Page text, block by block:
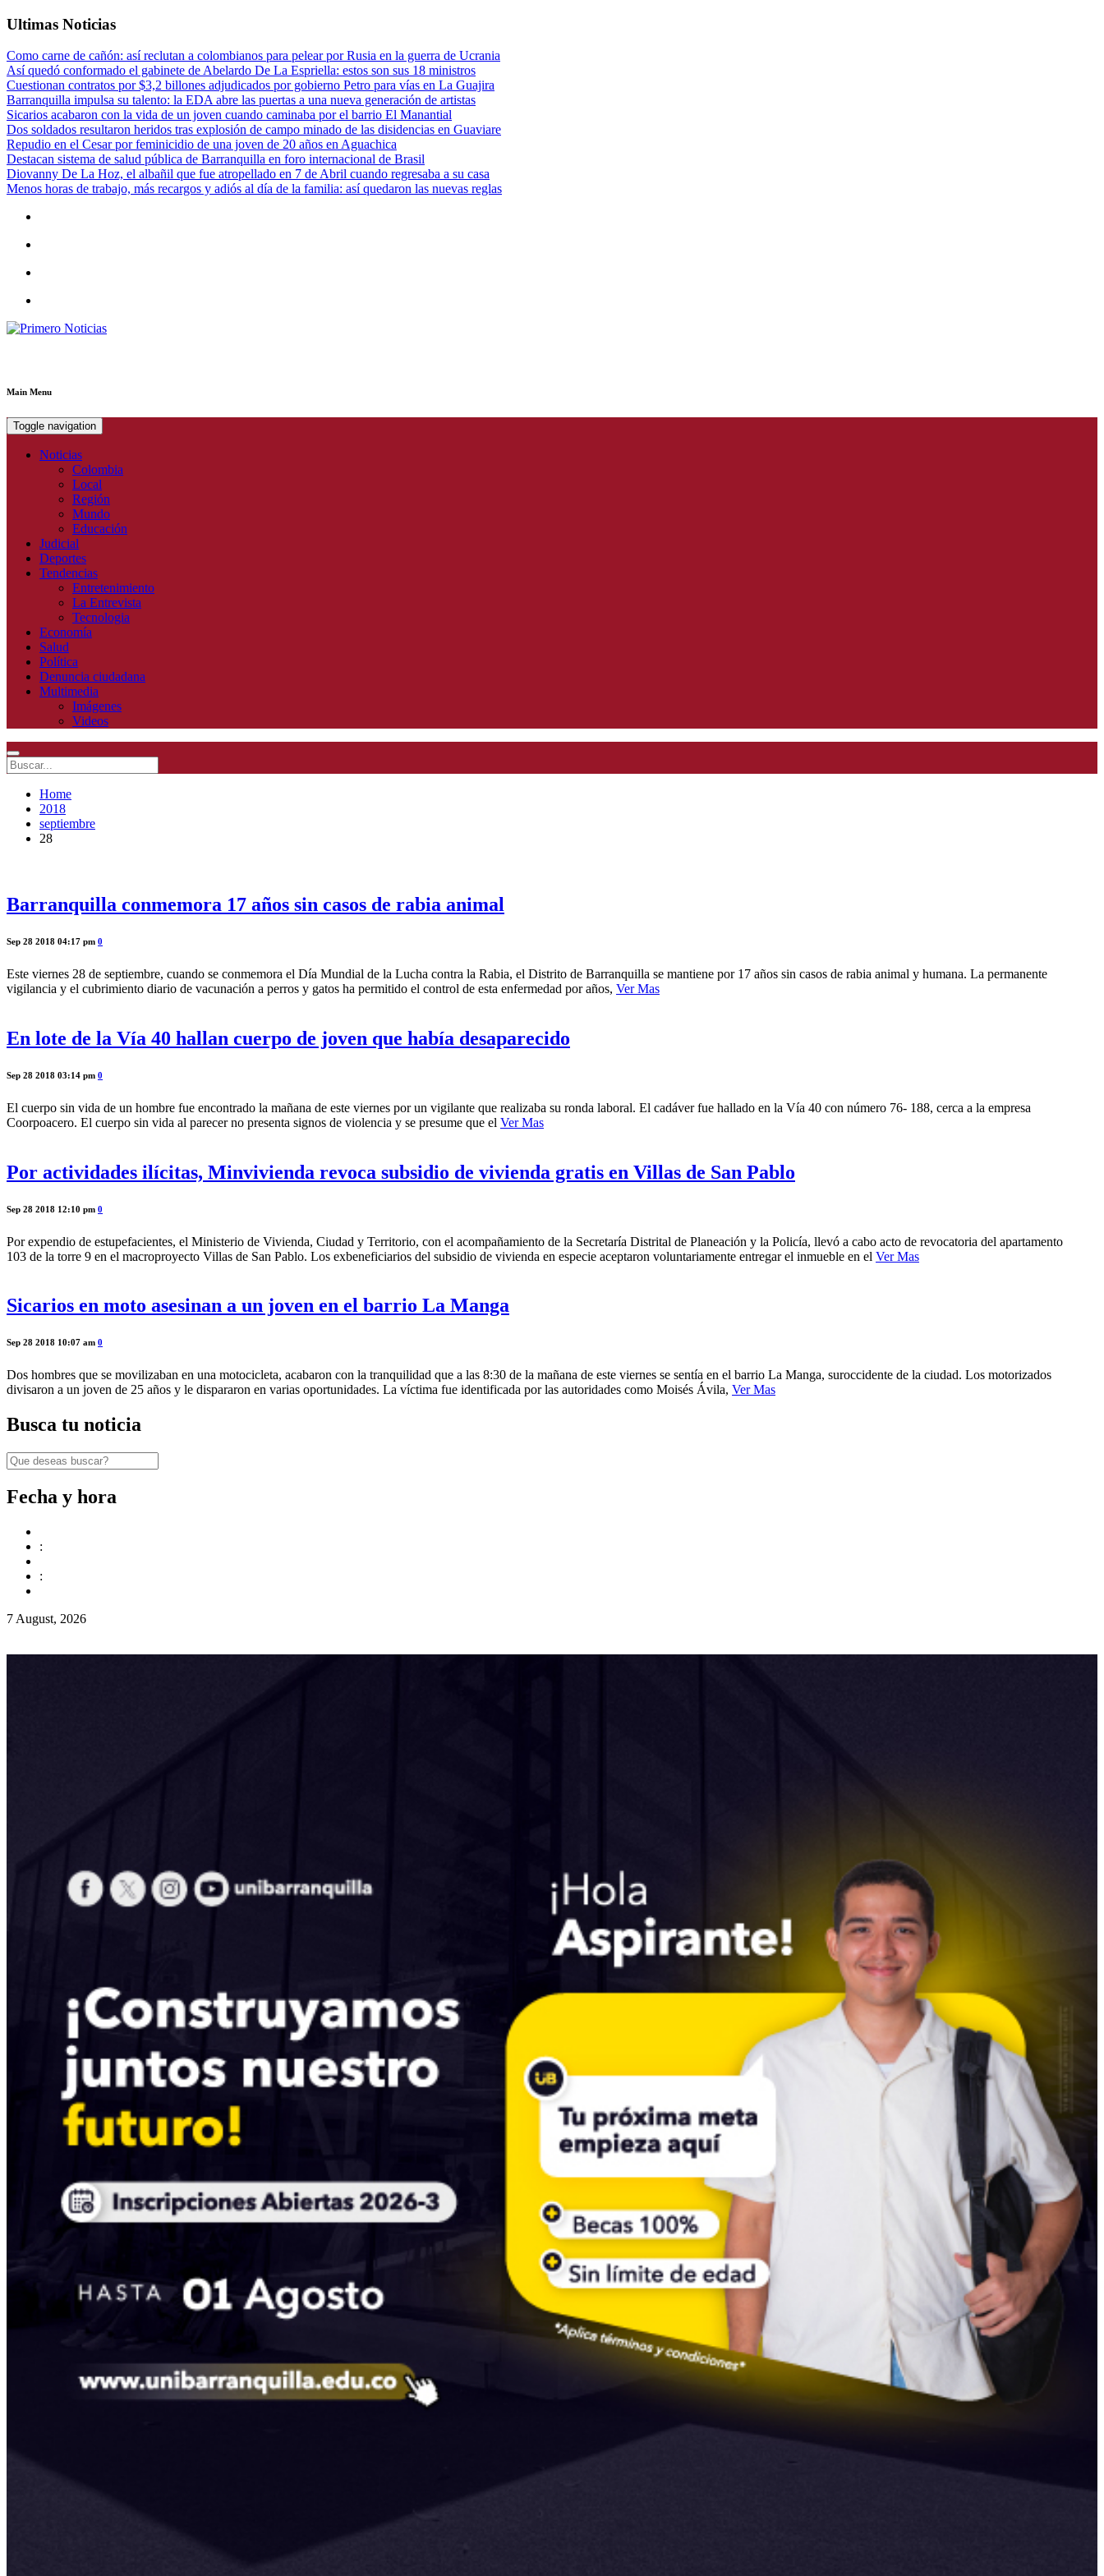
Ultimas Noticias
Como carne de cañón: así reclutan a colombianos para pelear por Rusia en la guerra de Ucrania
Así quedó conformado el gabinete de Abelardo De La Espriella: estos son sus 18 ministros
Cuestionan contratos por $3,2 billones adjudicados por gobierno Petro para vías en La Guajira
Barranquilla impulsa su talento: la EDA abre las puertas a una nueva generación de artistas
Sicarios acabaron con la vida de un joven cuando caminaba por el barrio El Manantial
Dos soldados resultaron heridos tras explosión de campo minado de las disidencias en Guaviare
Repudio en el Cesar por feminicidio de una joven de 20 años en Aguachica
Destacan sistema de salud pública de Barranquilla en foro internacional de Brasil
Diovanny De La Hoz, el albañil que fue atropellado en 7 de Abril cuando regresaba a su casa
Menos horas de trabajo, más recargos y adiós al día de la familia: así quedaron las nuevas reglas
Main Menu
Toggle navigation
Noticias
Colombia
Local
Región
Mundo
Educación
Judicial
Deportes
Tendencias
Entretenimiento
La Entrevista
Tecnologia
Economía
Salud
Política
Denuncia ciudadana
Multimedia
Imágenes
Videos
Home
2018
septiembre
28
Barranquilla conmemora 17 años sin casos de rabia animal
Sep 28 2018 04:17 pm 0
Este viernes 28 de septiembre, cuando se conmemora el Día Mundial de la Lucha contra la Rabia, el Distrito de Barranquilla se mantiene por 17 años sin casos de rabia animal y humana. La permanente
vigilancia y el cubrimiento diario de vacunación a perros y gatos ha permitido el control de esta enfermedad por años, Ver Mas
En lote de la Vía 40 hallan cuerpo de joven que había desaparecido
Sep 28 2018 03:14 pm 0
El cuerpo sin vida de un hombre fue encontrado la mañana de este viernes por un vigilante que realizaba su ronda laboral. El cadáver fue hallado en la Vía 40 con número 76- 188, cerca a la empresa
Coorpoacero. El cuerpo sin vida al parecer no presenta signos de violencia y se presume que el Ver Mas
Por actividades ilícitas, Minvivienda revoca subsidio de vivienda gratis en Villas de San Pablo
Sep 28 2018 12:10 pm 0
Por expendio de estupefacientes, el Ministerio de Vivienda, Ciudad y Territorio, con el acompañamiento de la Secretaría Distrital de Planeación y la Policía, llevó a cabo acto de revocatoria del apartamento
103 de la torre 9 en el macroproyecto Villas de San Pablo. Los exbeneficiarios del subsidio de vivienda en especie aceptaron voluntariamente entregar el inmueble en el Ver Mas
Sicarios en moto asesinan a un joven en el barrio La Manga
Sep 28 2018 10:07 am 0
Dos hombres que se movilizaban en una motocicleta, acabaron con la tranquilidad que a las 8:30 de la mañana de este viernes se sentía en el barrio La Manga, suroccidente de la ciudad. Los motorizados
divisaron a un joven de 25 años y le dispararon en varias oportunidades. La víctima fue identificada por las autoridades como Moisés Ávila, Ver Mas
Busca tu noticia
Fecha y hora
:
:
7 August, 2026